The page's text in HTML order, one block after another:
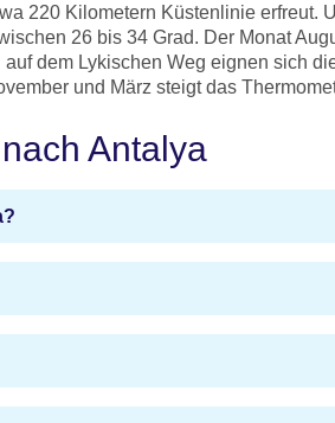
220 Kilometern Küstenlinie erfreut.
26 bis 34 Grad. Der Monat
dem Lykischen Weg eignen sich
und März steigt das
Antalya